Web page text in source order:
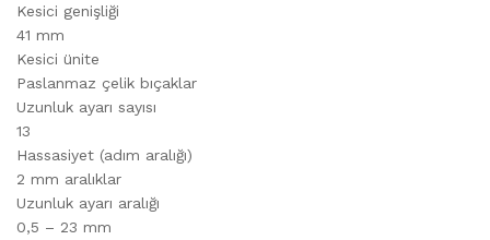
Kesici genişliği
41 mm
Kesici ünite
Paslanmaz çelik bıçaklar
Uzunluk ayarı sayısı
13
Hassasiyet (adım aralığı)
2 mm aralıklar
Uzunluk ayarı aralığı
0,5 – 23 mm